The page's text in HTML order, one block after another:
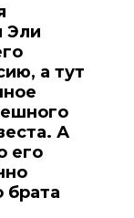
Эли
а тут
А
его
брата